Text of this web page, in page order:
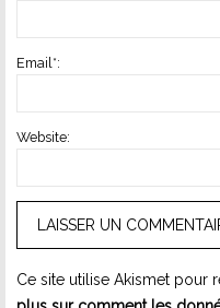
Email*:
Website:
Ce site utilise Akismet pour